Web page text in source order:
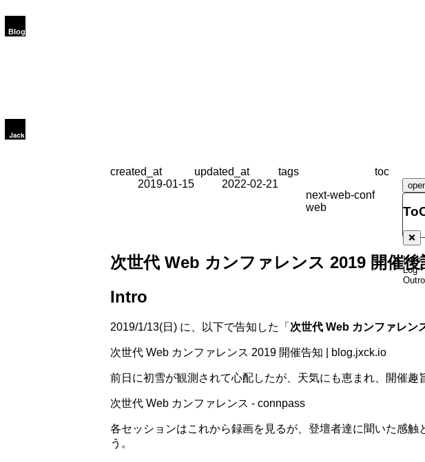
created_at
2019-01-15
updated_at
2022-02-21
tags
next-web-conf
web
toc
❌
Intro
Log
Outro
次世代 Web カンファレンス 2019 開催後
Intro
2019/1/13(日) に、以下で告知した「 次世代 Web カンファレン
次世代 Web カンファレンス 2019 開催告知 | blog.jxck.io
前日に初雪が観測されて心配したが、天気にも恵まれ、開催
次世代 Web カンファレンス - connpass
各セッションはこれから録画を見るが、登壇者達に聞いた感
う。